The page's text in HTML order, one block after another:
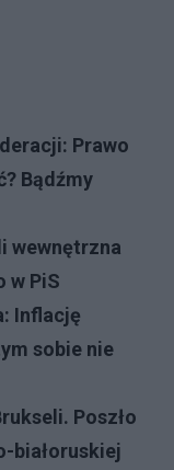
Prawo
Bądźmy
wewnętrzna
w PiS
Inflację
sobie nie
Poszło
białoruskiej